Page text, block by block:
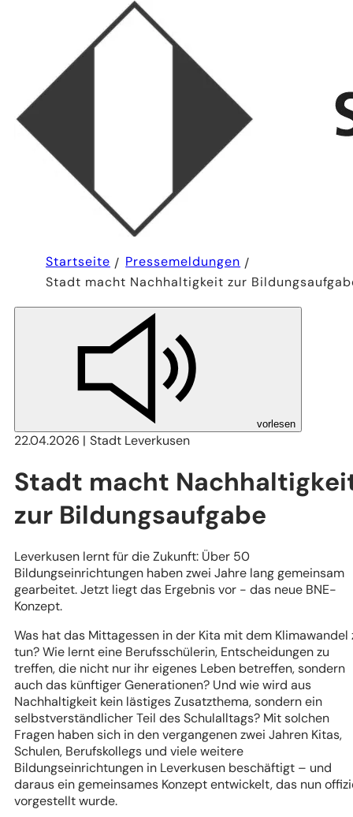
Startseite
Pressemeldungen
Stadt macht Nachhaltigkeit zur
vorlesen
22.04.2026 Stadt Leverkusen
Stadt macht
zur Bildungsaufgabe
Leverkusen lernt für die Zukunft: Über 50
Bildungseinrichtungen haben zwei Jahre lang gemeinsam
gearbeitet. Jetzt liegt das Ergebnis vor - das neue BNE-
Konzept.
Was hat das Mittagessen in der Kita mit dem Klimawandel
tun? Wie lernt eine Berufsschülerin, Entscheidungen zu
treffen, die nicht nur ihr eigenes Leben betreffen, sondern
auch das künftiger Generationen? Und wie wird aus
Nachhaltigkeit kein lästiges Zusatzthema, sondern ein
selbstverständlicher Teil des Schulalltags? Mit solchen
Fragen haben sich in den vergangenen zwei Jahren Kitas,
Schulen, Berufskollegs und viele weitere
Bildungseinrichtungen in Leverkusen beschäftigt – und
daraus ein gemeinsames Konzept entwickelt, das nun
vorgestellt wurde.